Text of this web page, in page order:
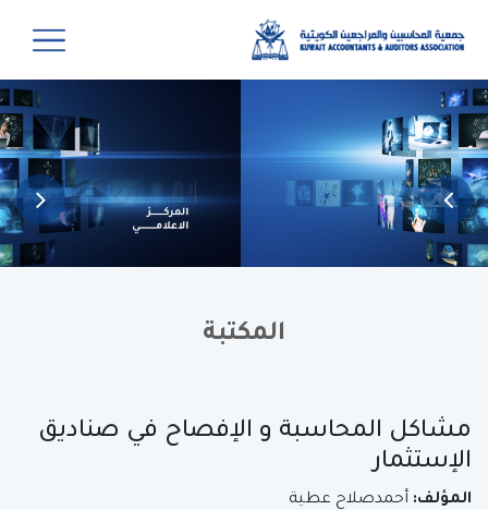
المكتبة
مشاكل المحاسبة و الإفصاح في صناديق
الإستثمار
المؤلف: أحمدصلاح عطية